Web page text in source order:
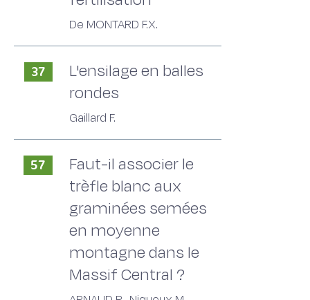
De MONTARD F.X.
37
L'ensilage en balles
rondes
Gaillard F.
57
Faut-il associer le
trèfle blanc aux
graminées semées
en moyenne
montagne dans le
Massif Central ?